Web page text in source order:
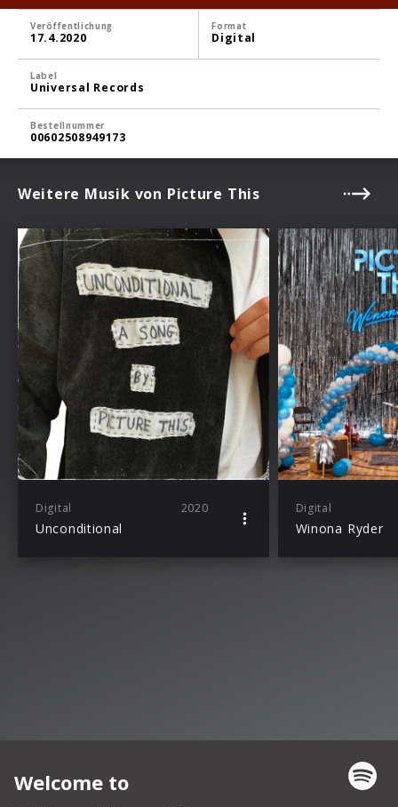
Veröffentlichung
17.4.2020
Format
Digital
Label
Universal Records
Bestellnummer
00602508949173
Weitere Musik von Picture This
Digital 2020
Unconditional
Digital
Winona Ryder